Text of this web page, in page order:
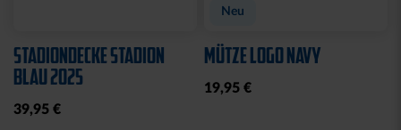
STADIONDECKE STADION
BLAU 2025
39,95 €
Neu
MÜTZE LOGO NAVY
19,95 €